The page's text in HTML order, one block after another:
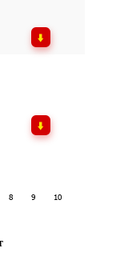
8 9
10